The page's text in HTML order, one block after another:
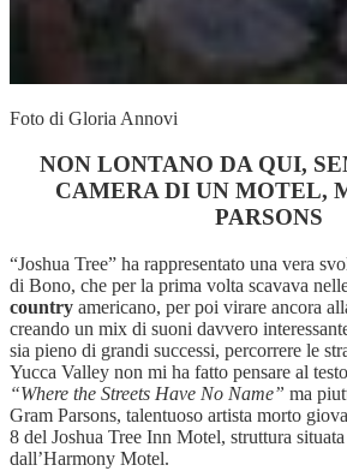
Foto di Gloria Annovi
NON LONTANO DA QUI,
CAMERA DI UN MOTEL,
PARSONS
“Joshua Tree” ha rappresentato una vera
di Bono, che per la prima volta scavava
country americano, per poi virare ancora
creando un mix di suoni davvero
sia pieno di grandi successi, percorrere le
Yucca Valley non mi ha fatto pensare al
“Where the Streets Have No Name” ma
Gram Parsons, talentuoso artista morto
8 del Joshua Tree Inn Motel, struttura
dall’Harmony Motel.